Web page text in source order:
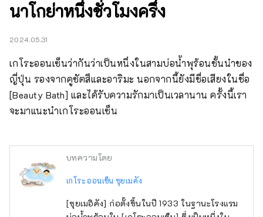
นาโกย่าหนึ่งชั่วโมงครึ่ง
2024.05.31
เกโระออนเซ็นว่ากันว่าเป็นหนึ่งในสามบ่อน้ำพุร้อนชั้นนำของ
ญี่ปุ่น รองจากคูซัตสึและอาริมะ นอกจากนี้ยังมีชื่อเสียงในชื่อ
[Beauty Bath] และได้รับความรักมาเป็นเวลานาน ครั้งนี้เรา
จะมาแนะนำเกโระออนเซ็น
บทความโดย
เกโระ ออนเซ็น ซุยเมคัง
[ซุยเมอิคัง] ก่อตั้งขึ้นในปี 1933 ในฐานะโรงแรม